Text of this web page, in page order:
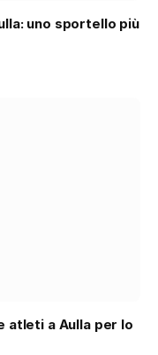
uno sportello più
atleti a Aulla per lo